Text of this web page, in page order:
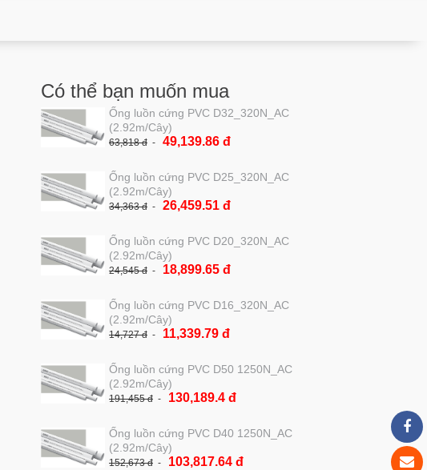
Có thể bạn muốn mua
Ống luồn cứng PVC D32_320N_AC
(2.92m/Cây)
63,818 đ 49,139.86 đ
Ống luồn cứng PVC D25_320N_AC
(2.92m/Cây)
34,363 đ 26,459.51 đ
Ống luồn cứng PVC D20_320N_AC
(2.92m/Cây)
24,545 đ 18,899.65 đ
Ống luồn cứng PVC D16_320N_AC
(2.92m/Cây)
14,727 đ 11,339.79 đ
Ống luồn cứng PVC D50 1250N_AC
(2.92m/Cây)
191,455 đ 130,189.4 đ
Ống luồn cứng PVC D40 1250N_AC
(2.92m/Cây)
152,673 đ 103,817.64 đ